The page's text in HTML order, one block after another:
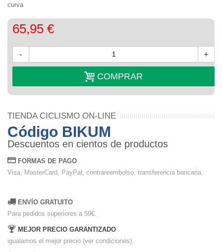
curva
65,95 €
- +
COMPRAR
TIENDA CICLISMO ON-LINE
Código BIKUM
Descuentos en cientos de productos
FORMAS DE PAGO
Visa, MasterCard, PayPal, contrareembolso, transferencia bancaria.
ENVÍO GRATUITO
Para pedidos superiores a 59€.
MEJOR PRECIO GARANTIZADO
igualamos el mejor precio (ver condiciones).